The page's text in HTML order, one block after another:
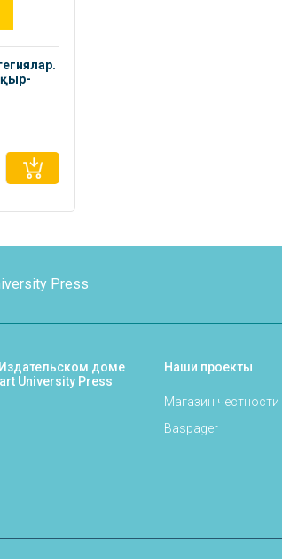
қыр-
Press
доме
University Press
Наши проекты
Магазин честности
Baspager